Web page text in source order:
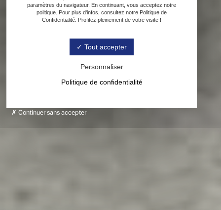
paramètres du navigateur. En continuant, vous acceptez notre
politique. Pour plus d'infos, consultez notre Politique de
Confidentialité. Profitez pleinement de votre visite !
Tout accepter
Personnaliser
Politique de confidentialité
Continuer sans accepter